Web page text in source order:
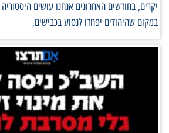
יקרים, בחודשים האחרונים אנחנו עושים היסטוריה
במקום שהיהודים יפחדו לנסוע בכבישים,